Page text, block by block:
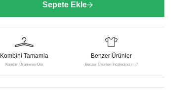
Sepete Ekle
Kombini Tamamla
Kombin Ürünlerini Gör
Benzer Ürünler
Benzer Ürünleri İncelediniz mi?